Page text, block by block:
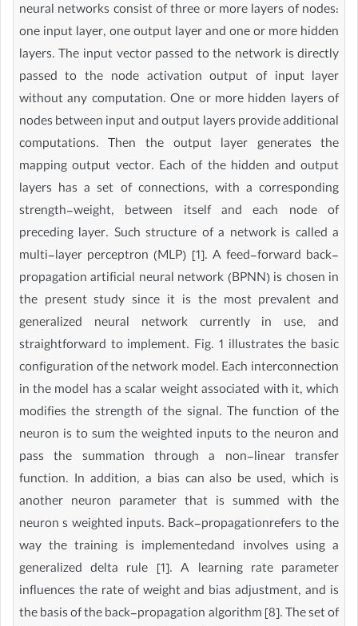
neural networks consist of three or more layers of nodes:
one input layer, one output layer and one or more hidden
layers. The input vector passed to the network is directly
passed to the node activation output of input layer
without any computation. One or more hidden layers of
nodes between input and output layers provide additional
computations. Then the output layer generates the
mapping output vector. Each of the hidden and output
layers has a set of connections, with a corresponding
strength-weight, between itself and each node of
preceding layer. Such structure of a network is called a
multi-layer perceptron (MLP) [1]. A feed-forward back-
propagation artificial neural network (BPNN) is chosen in
the present study since it is the most prevalent and
generalized neural network currently in use, and
straightforward to implement. Fig. 1 illustrates the basic
configuration of the network model. Each interconnection
in the model has a scalar weight associated with it, which
modifies the strength of the signal. The function of the
neuron is to sum the weighted inputs to the neuron and
pass the summation through a non-linear transfer
function. In addition, a bias can also be used, which is
another neuron parameter that is summed with the
neuron s weighted inputs. Back-propagationrefers to the
way the training is implementedand involves using a
generalized delta rule [1]. A learning rate parameter
influences the rate of weight and bias adjustment, and is
the basis of the back-propagation algorithm [8]. The set of